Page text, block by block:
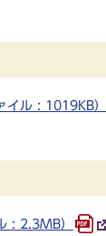
イル : 1019KB）
: 2.3MB）